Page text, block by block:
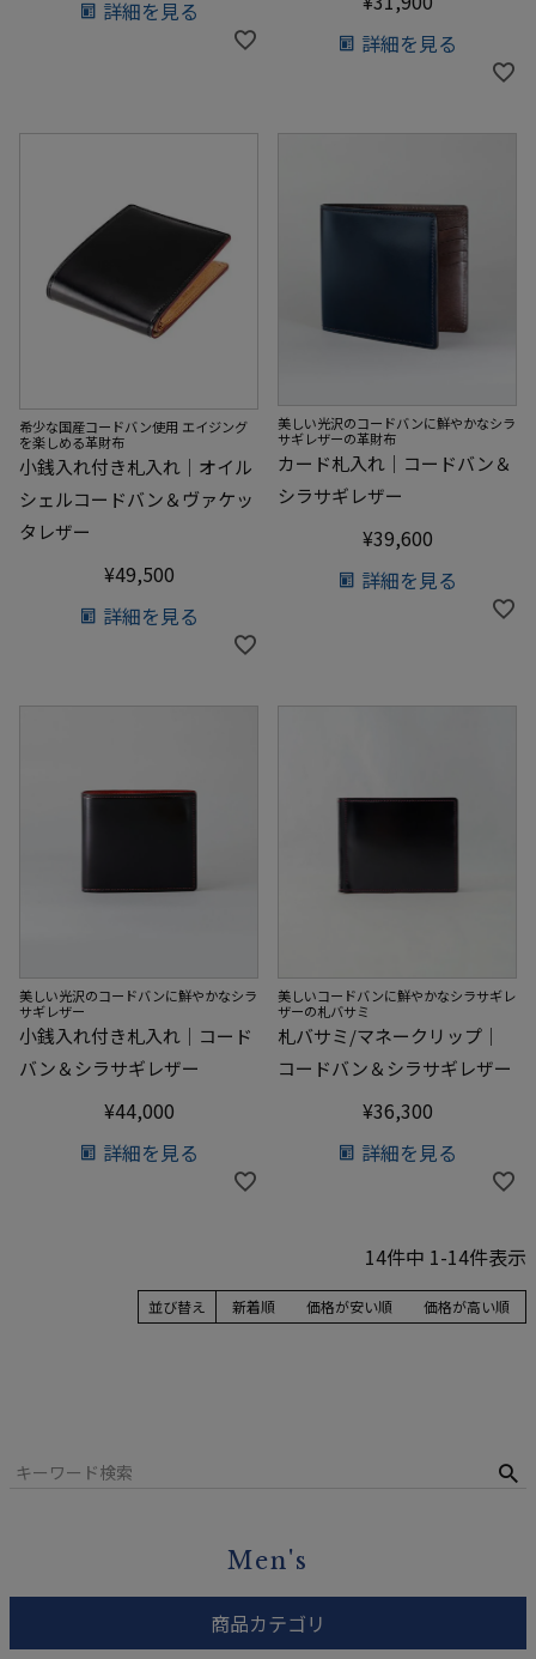
Men's
商品カテゴリ
詳細を見る
詳細を見る
希少な国産コードバン使用 エイジング
を楽しめる革財布
小銭入れ付き札入れ｜オイル
シェルコードバン＆ヴァケッ
タレザー
¥49,500
詳細を見る
美しい光沢のコードバンに鮮やかなシラ
サギレザーの革財布
カード札入れ｜コードバン＆
シラサギレザー
¥39,600
詳細を見る
美しい光沢のコードバンに鮮やかなシラ
サギレザー
小銭入れ付き札入れ｜コード
バン＆シラサギレザー
¥44,000
詳細を見る
美しいコードバンに鮮やかなシラサギレ
ザーの札バサミ
札バサミ/マネークリップ｜
コードバン＆シラサギレザー
¥36,300
詳細を見る
並び替え 価格が安い順 価格が高い順
新着順
14件中 1-14件表示